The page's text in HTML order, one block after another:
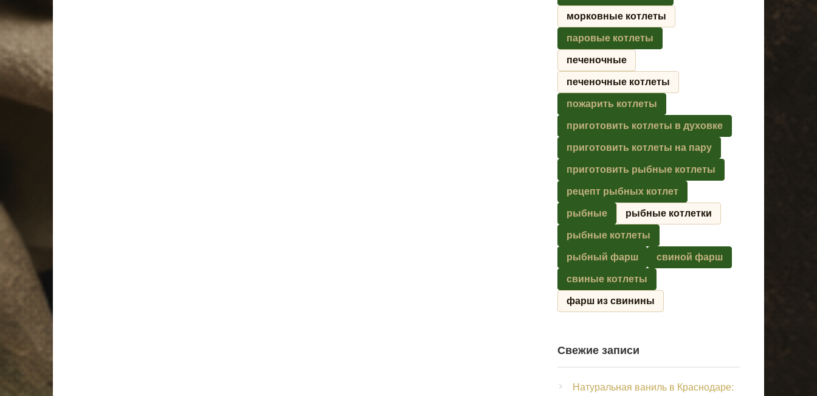
морковные котлеты
паровые котлеты
печеночные
печеночные котлеты
пожарить котлеты
приготовить котлеты в духовке
приготовить котлеты на пару
приготовить рыбные котлеты
рецепт рыбных котлет
рыбные рыбные котлетки
рыбные котлеты
рыбный фарш свиной фарш
свиные котлеты
фарш из свинины
Свежие записи
Натуральная ваниль в Краснодаре: